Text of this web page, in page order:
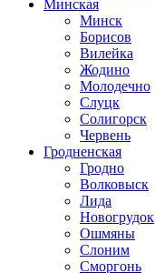
Минская
Минск
Борисов
Вилейка
Жодино
Молодечно
Слуцк
Солигорск
Червень
Гродненская
Гродно
Волковыск
Лида
Новогрудок
Ошмяны
Слоним
Сморгонь